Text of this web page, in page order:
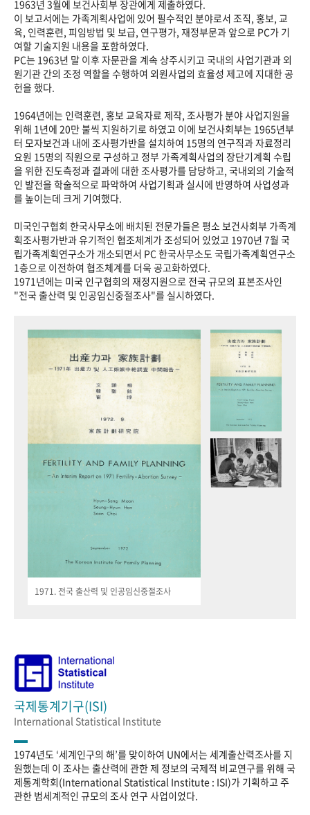
1963년 3월에 보건사회부 장관에게 제출하였다.
이 보고서에는 가족계획사업에 있어 필수적인 분야로서 조직, 홍보, 교
육, 인력훈련, 피임방법 및 보급, 연구평가, 재정부문과 앞으로 PC가 기
여할 기술지원 내용을 포함하였다.
PC는 1963년 말 이후 자문관을 계속 상주시키고 국내의 사업기관과 외
원기관 간의 조정 역할을 수행하여 외원사업의 효율성 제고에 지대한 공
헌을 했다.
1964년에는 인력훈련, 홍보 교육자료 제작, 조사평가 분야 사업지원을
위해 1년에 20만 불씩 지원하기로 하였고 이에 보건사회부는 1965년부
터 모자보건과 내에 조사평가반을 설치하여 15명의 연구직과 자료정리
요원 15명의 직원으로 구성하고 정부 가족계획사업의 장단기계획 수립
을 위한 진도측정과 결과에 대한 조사평가를 담당하고, 국내외의 기술적
인 발전을 학술적으로 파악하여 사업기획과 실시에 반영하여 사업성과
를 높이는데 크게 기여했다.
미국인구협회 한국사무소에 배치된 전문가들은 평소 보건사회부 가족계
획조사평가반과 유기적인 협조체계가 조성되어 있었고 1970년 7월 국
립가족계획연구소가 개소되면서 PC 한국사무소도 국립가족계획연구소
1층으로 이전하여 협조체계를 더욱 공고화하였다.
1971년에는 미국 인구협회의 재정지원으로 전국 규모의 표본조사인
"전국 출산력 및 인공임신중절조사"를 실시하였다.
1971. 전국 출산력 및 인공임신중절조사
국제통계기구(ISI)
International Statistical Institute
1974년도 ‘세계인구의 해’를 맞이하여 UN에서는 세계출산력조사를 지
원했는데 이 조사는 출산력에 관한 제 정보의 국제적 비교연구를 위해 국
제통계학회(International Statistical Institute : ISI)가 기획하고 주
관한 범세계적인 규모의 조사 연구 사업이었다.